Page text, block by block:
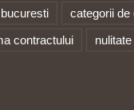
categorii de
contractului nulitate